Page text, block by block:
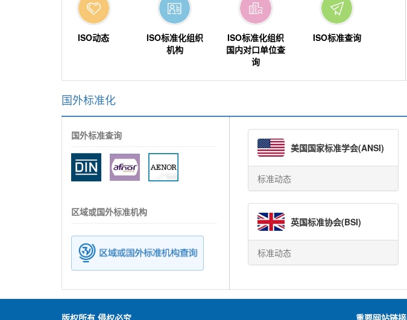
ISO动态
ISO标准化组织
机构
ISO标准化组织
国内对口单位查
询
ISO标准查询
国外标准化
国外标准查询
区域或国外标准机构
美国国家标准学会(ANSI)
标准动态
英国标准协会(BSI)
标准动态